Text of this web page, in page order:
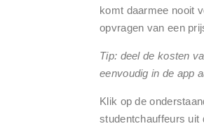
komt daarmee nooit
opvragen van een
Tip: deel de kosten
eenvoudig in de app
Klik op de
studentchauffeurs uit